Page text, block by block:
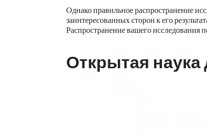
Однако правильное распространение
заинтересованных сторон к его
Распространение вашего исследования
Открытая наука